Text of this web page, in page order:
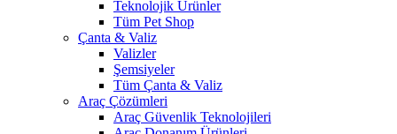
Teknolojik Ürünler
Tüm Pet Shop
Çanta & Valiz
Valizler
Şemsiyeler
Tüm Çanta & Valiz
Araç Çözümleri
Araç Güvenlik Teknolojileri